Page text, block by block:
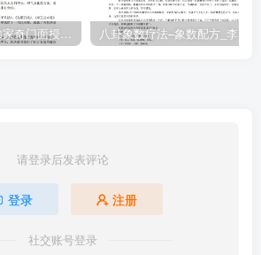
叶茂然-莲花十二宫佛家奇门面授及答疑 八卦象数疗法–象数配方_李春彬
请登录后发表评论
登录 注册
社交账号登录